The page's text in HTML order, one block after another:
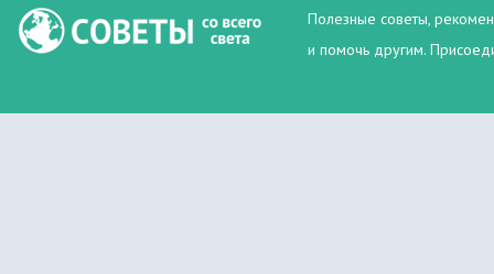
Полезные советы,
и помочь другим.